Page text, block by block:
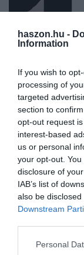
haszon.hu -
Information
If you wish to
processing of
targeted
section to
opt-out request
interest-based
us or personal
your opt-out.
disclosure of
IAB’s list of
also be
Downstream
Please note that
Personal
JOG
Ha pénzt
rendőrséghez
Az MNB a
folytat, a zár alá
hatóságnak. Aki a
vissza…